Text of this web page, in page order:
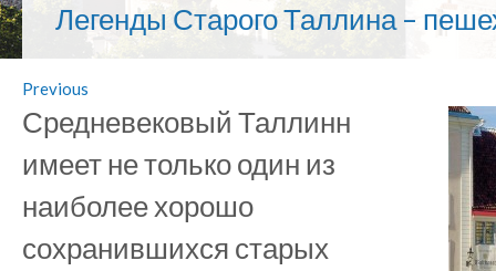
Легенды Старого Таллина –
Previous
Средневековый Таллинн
имеет не только один из
наиболее хорошо
сохранившихся старых